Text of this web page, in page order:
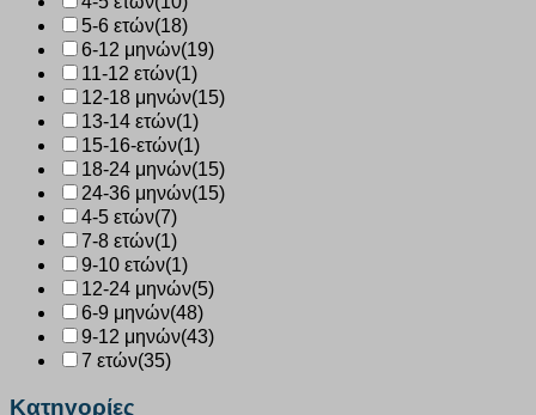
5-6 ετών(18)
6-12 μηνών(19)
11-12 ετών(1)
12-18 μηνών(15)
13-14 ετών(1)
15-16-ετών(1)
18-24 μηνών(15)
24-36 μηνών(15)
4-5 ετών(7)
7-8 ετών(1)
9-10 ετών(1)
12-24 μηνών(5)
6-9 μηνών(48)
9-12 μηνών(43)
7 ετών(35)
Κατηγορίες